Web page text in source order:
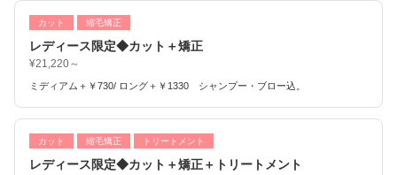
カット 縮毛矯正
レディース限定◆カット＋矯正
¥21,220～
ミディアム＋￥730/ ロング＋￥1330 シャンプー・ブロー込。
カット 縮毛矯正 トリートメント
レディース限定◆カット＋矯正＋トリートメント